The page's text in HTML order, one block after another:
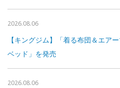
2026.08.06
【キングジム】「着る布団＆エア
ベッド」を発売
2026.08.06